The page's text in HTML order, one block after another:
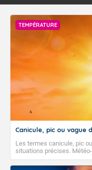
TEMPÉRATURE
Canicule, pic ou vague
Les termes canicule, pic
situations précises.
climatologiques pour
peuvent avoir des